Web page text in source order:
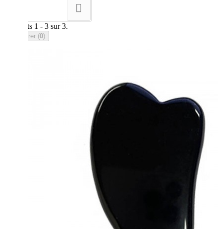
Résultats 1 - 3 sur 3.
Comparer (0)